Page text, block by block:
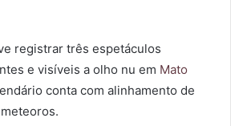
registrar três espetáculos
e visíveis a olho nu em Mato
conta com alinhamento de